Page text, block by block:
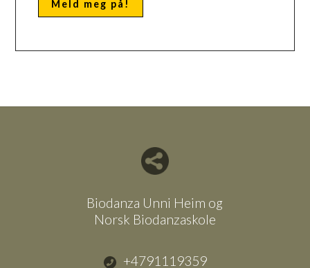
Biodanza Unni Heim og
Norsk Biodanzaskole
+4791119359